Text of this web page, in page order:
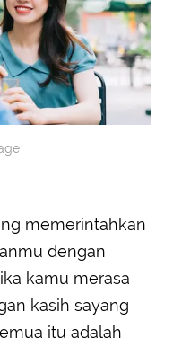
memerintahkan
dengan
kamu merasa
kasih sayang
itu adalah